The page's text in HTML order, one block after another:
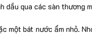
qua các sàn thương
một bát nước ẩm nhỏ.